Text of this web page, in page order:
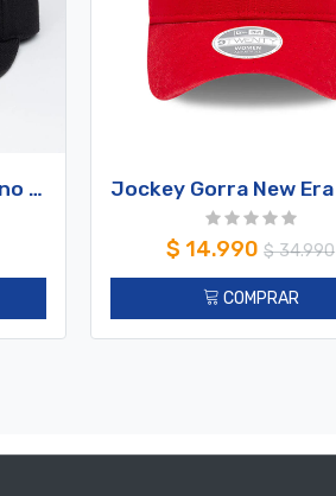
Jockey Colo Colo Urbano 100 años de Amor Eterno Black Gold
$ 14.990 $34.990
COMPRAR